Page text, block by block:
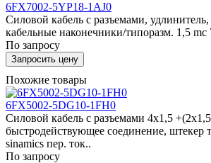
6FX7002-5YP18-1AJ0
Силовой кабель с разъемами,
кабельные наконечники/типоразм. 1,5 mc
По запросу
Запросить цену
Похожие товары
6FX5002-5DG10-1FH0
Силовой кабель с разъемами 4x1,5
быстродействующее соединение, штекер
sinamics пер. ток..
По запросу